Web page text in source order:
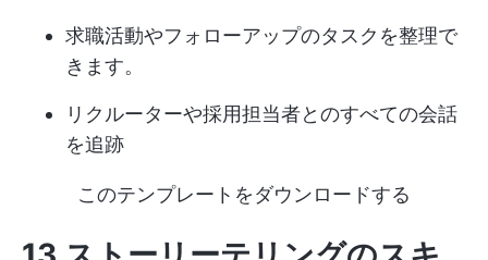
求職活動やフォローアップのタスクを整理で
きます。
リクルーターや採用担当者とのすべての会話
を追跡
このテンプレートをダウンロードする